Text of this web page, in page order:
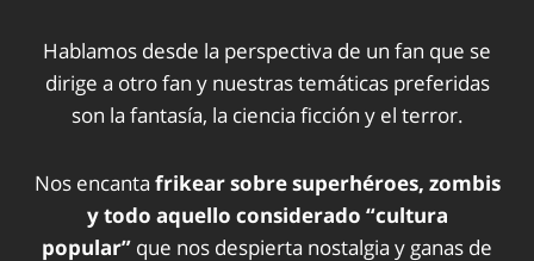
Hablamos desde la perspectiva de un fan que se
dirige a otro fan y nuestras temáticas preferidas
son la fantasía, la ciencia ficción y el terror.
Nos encanta frikear sobre superhéroes, zombis
y todo aquello considerado “cultura
popular” que nos despierta nostalgia y ganas de